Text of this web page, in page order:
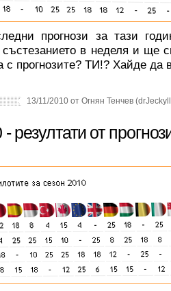
прогнози за тази
състезанието в неделя и ще
с прогнозите? ТИ!? Хайде да
13/11/2010 от Огнян Тенчев
резултати от